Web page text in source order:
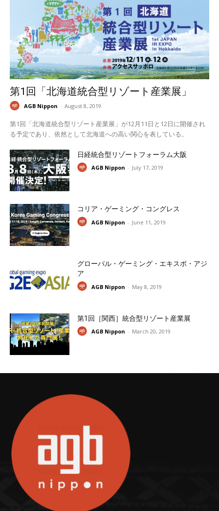
第1回「北海道統合型リゾート産業展」
AGB Nippon - August 8, 2019
第1回「北海道統合型リゾート産業展」が12月11日と12日に開催され
る予定であり、依然として北海道への高い関心を表している。
日経統合型リゾートフォーラム大阪
AGB Nippon - July 17, 2019
コリア・ゲーミング・コングレス
AGB Nippon - June 11, 2019
グローバル・ゲーミング・エキスポ・アジ
ア
AGB Nippon - May 8, 2019
第1回［関西］統合型リゾート産業展
AGB Nippon - March 20, 2019